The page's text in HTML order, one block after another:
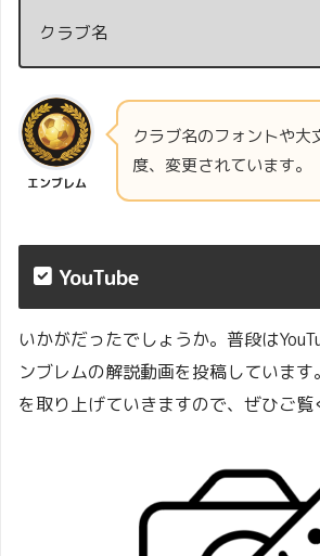
クラブ名
エンブレム
クラブ名のフォントや大
度、変更されています。
YouTube
いかがだったでしょうか。普段は
ンブレムの解説動画を投稿していま
を取り上げていきますので、ぜひご覧